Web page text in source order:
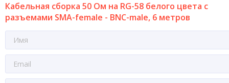
Кабельная сборка 50 Ом на RG-58 белого цвета с
разъемами SMA-female - BNC-male, 6 метров